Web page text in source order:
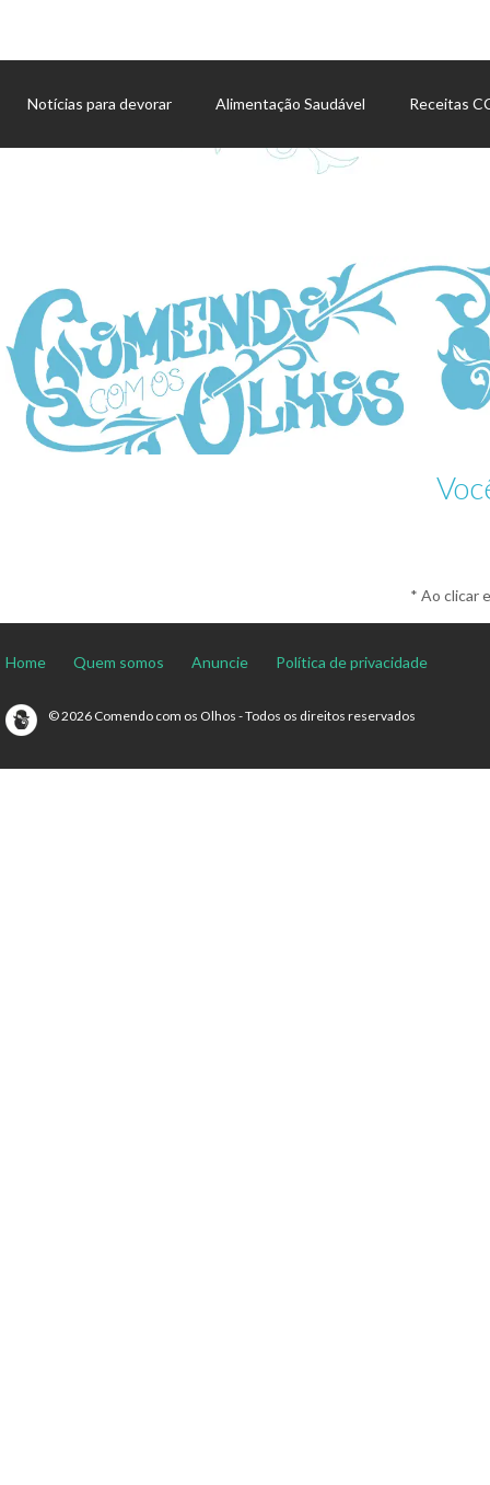
Notícias para devorar Alimentação Saudável Receitas
* Ao clicar
Home Quem somos Anuncie Política de privacidade
© 2026 Comendo com os Olhos - Todos os direitos reservados